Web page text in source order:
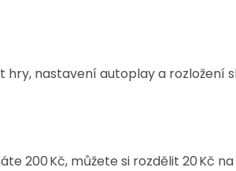
nastavení autoplay a rozložení
200 Kč, můžete si rozdělit 20 Kč